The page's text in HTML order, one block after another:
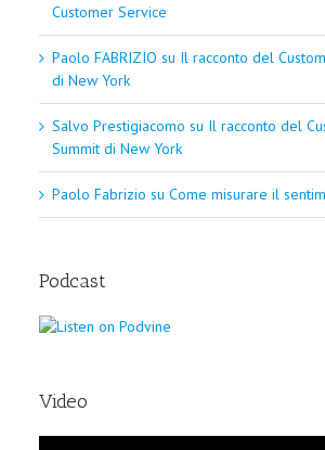
Customer Service
Paolo FABRIZIO su Il racconto del
di New York
Salvo Prestigiacomo su Il racconto del
Summit di New York
Paolo Fabrizio su Come misurare il
Podcast
Video